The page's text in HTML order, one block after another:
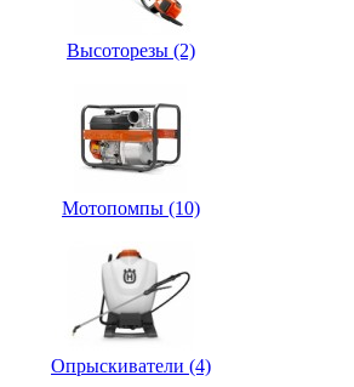
Высоторезы (2)
Мотопомпы (10)
Опрыскиватели (4)